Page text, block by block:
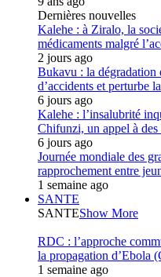
Dernières nouvelles
Kalehe : à Ziralo, la
médicaments malgré
2 jours ago
Bukavu : la dégradation
d’accidents et perturbe
6 jours ago
Kalehe : l’insalubrité
Chifunzi, un appel à des
6 jours ago
Journée mondiale des
rapprochement entre
1 semaine ago
SANTE
SANTEShow More
RDC : l’approche
la propagation d’Ebola
1 semaine ago